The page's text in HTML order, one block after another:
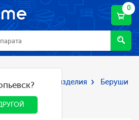
0
приборы и изделия Беруши